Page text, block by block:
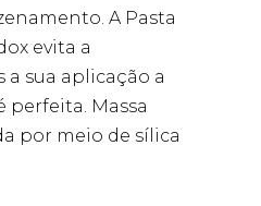
A Pasta
evita a
sua aplicação a
perfeita. Massa
por meio de sílica